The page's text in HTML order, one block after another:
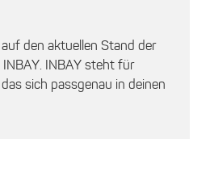
den aktuellen Stand der
INBAY steht für
sich passgenau in deinen